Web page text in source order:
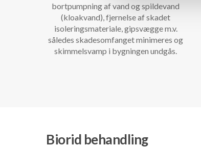
bortpumpning af vand og spildevand
(kloakvand), fjernelse af skadet
isoleringsmateriale, gipsvægge m.v.
således skadesomfanget minimeres og
skimmelsvamp i bygningen undgås.
Biorid behandling